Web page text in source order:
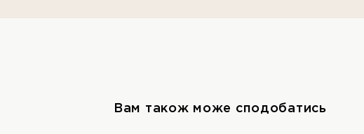
Вам також може сподобатись